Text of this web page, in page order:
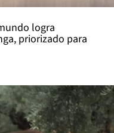
logra
priorizado para